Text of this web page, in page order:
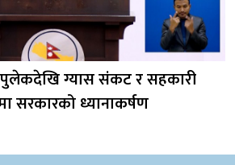
ग्यास संकट र सहकारी
सरकारको ध्यानाकर्षण